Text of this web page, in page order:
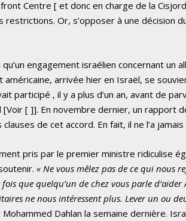
Centre [ et donc en charge de la
restrictions. Or, s’opposer à une décision
engagement israélien concernant un
américaine, arrivée hier en Israël, se
participé , il y a plus d’un an, avant de
[Voir [ ]]. En novembre dernier, un rapport
de cet accord. En fait, il ne l’a jamais
pris par le premier ministre ridiculise
« Ne vous mêlez pas de ce qui nous
que quelqu’un de chez vous parle
ne nous intéressent plus. Lever un ou
Mohammed Dahlan la semaine dernière.